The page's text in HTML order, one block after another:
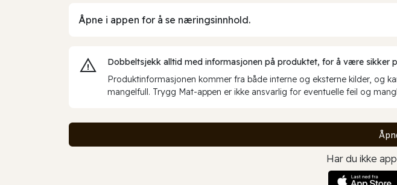
Åpne i appen for å se næringsinnhold.
Dobbeltsjekk alltid med informasjonen på produktet, for å være sikker
Produktinformasjonen kommer fra både interne og eksterne kilder, og
mangelfull. Trygg Mat-appen er ikke ansvarlig for eventuelle feil og
Har du ikke